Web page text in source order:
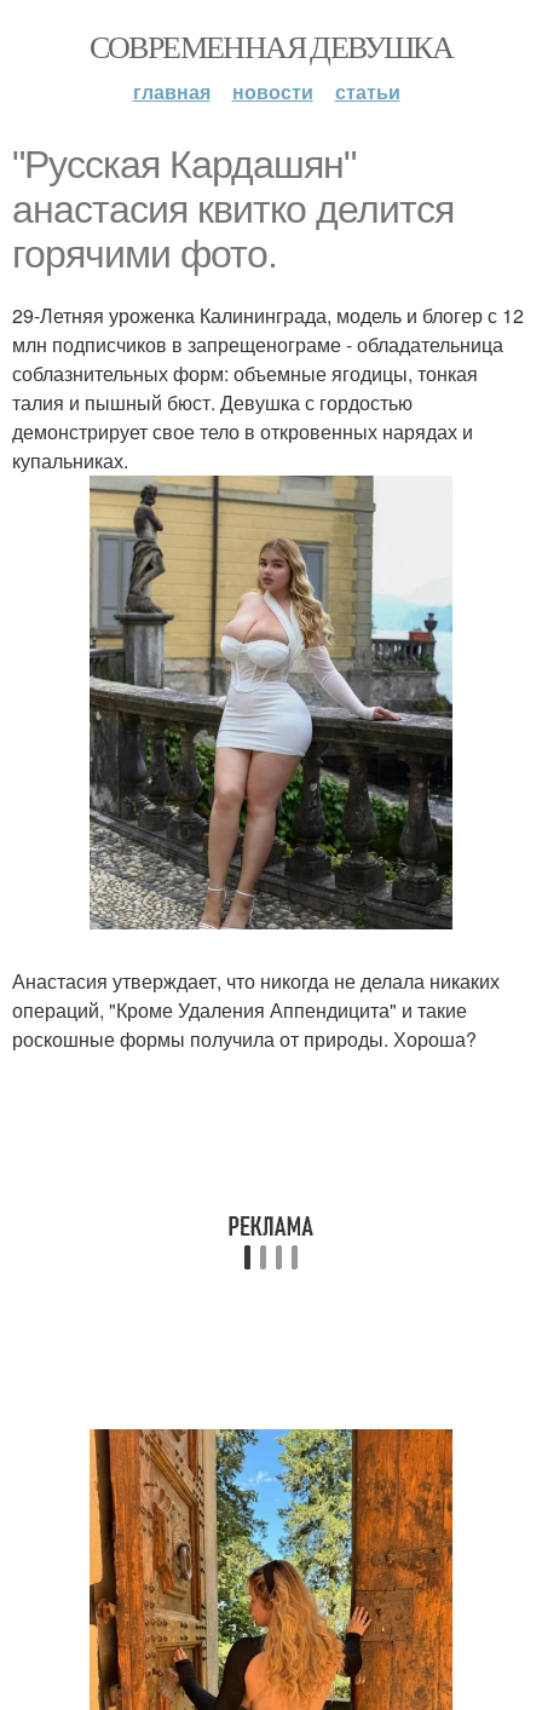
СОВРЕМЕННАЯ ДЕВУШКА
главная новости статьи
"Русская Кардашян"
анастасия квитко делится
горячими фото.
29-Летняя уроженка Калининграда, модель и блогер с 12
млн подписчиков в запрещенограме - обладательница
соблазнительных форм: объемные ягодицы, тонкая
талия и пышный бюст. Девушка с гордостью
демонстрирует свое тело в откровенных нарядах и
купальниках.
Анастасия утверждает, что никогда не делала никаких
операций, "Кроме Удаления Аппендицита" и такие
роскошные формы получила от природы. Хороша?